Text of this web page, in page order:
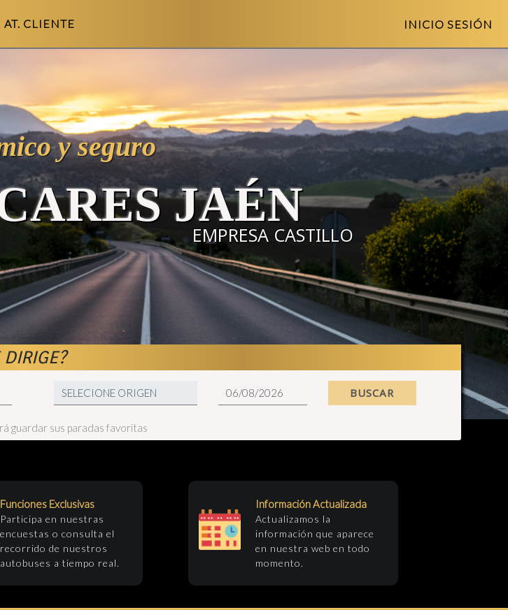
AT. CLIENTE INICIO SESIÓN
y seguro
JAÉN
EMPRESA CASTILLO
Funciones Exclusivas
Participa en nuestras
encuestas o consulta el
recorrido de nuestros
autobuses a tiempo real.
Información Actualizada
Actualizamos la
información que aparece
en nuestra web en todo
momento.
BUSCAR
guardar sus paradas favoritas